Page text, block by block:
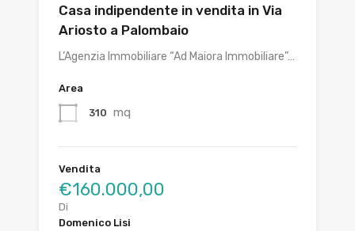
Casa indipendente in vendita in Via
Ariosto a Palombaio
L’Agenzia Immobiliare “Ad Maiora Immobiliare”…
Area
310 mq
Vendita
€160.000,00
Di
Domenico Lisi